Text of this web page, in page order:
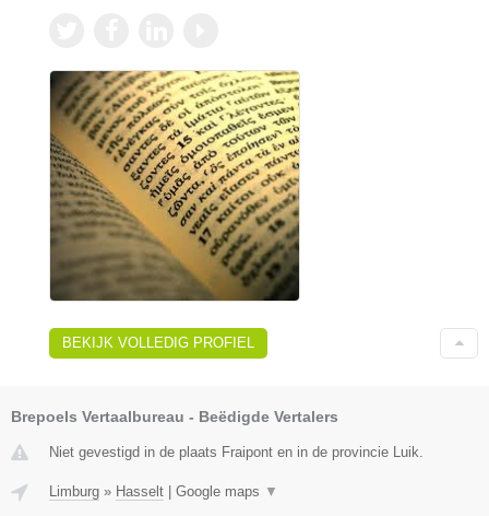
BEKIJK VOLLEDIG PROFIEL
Brepoels Vertaalbureau - Beëdigde Vertalers
Niet gevestigd in de plaats Fraipont en in de provincie Luik.
Limburg » Hasselt Google maps ▼